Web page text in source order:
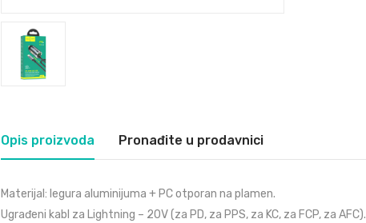
Opis proizvoda Pronađite u prodavnici
Materijal: legura aluminijuma + PC otporan na plamen.
Ugrađeni kabl za Lightning – 20V (za PD, za PPS, za KC, za FCP, za AFC).